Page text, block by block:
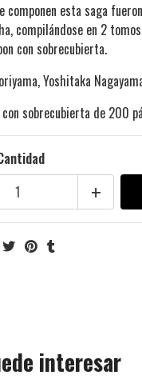
componen esta saga
compilándose en 2
con sobrecubierta.
Yoshitaka
sobrecubierta de 200
+
interesar